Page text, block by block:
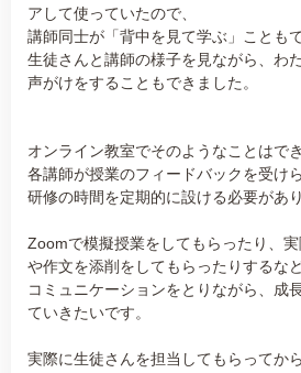
アして使っていたので、
講師同士が「背中を見て学ぶ」ことも
生徒さんと講師の様子を見ながら、わ
声がけをすることもできました。
オンライン教室でそのようなことはで
各講師が授業のフィードバックを受け
研修の時間を定期的に設ける必要があり
Zoomで模擬授業をしてもらったり、
や作文を添削をしてもらったりするな
コミュニケーションをとりながら、成
ていきたいです。
実際に生徒さんを担当してもらってから